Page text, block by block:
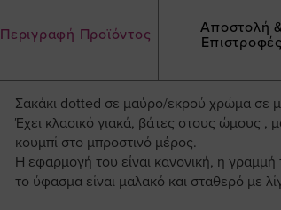
Περιγραφή Προϊόντος
Αποστολή
Επιστροφές
Σακάκι dotted σε μαύρο/εκρού χρώμα σε
Έχει κλασικό γιακά, βάτες στους ώμους ,
κουμπί στο μπροστινό μέρος.
Η εφαρμογή του είναι κανονική, η
το ύφασμα είναι μαλακό και σταθερό με